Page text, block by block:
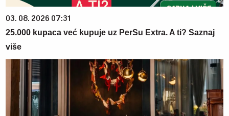
03. 08. 2026 07:31
25.000 kupaca već kupuje uz PerSu Extra. A ti? Saznaj
više